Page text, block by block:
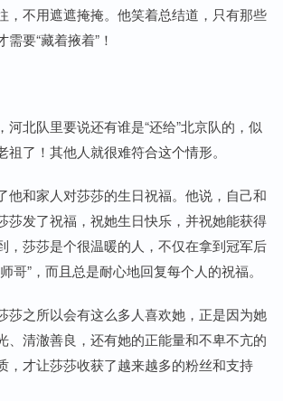
，不用遮遮掩掩。他笑着总结道，只有那些
要“藏着掖着”！
河北队里要说还有谁是“还给”北京队的，似
了！其他人就很难符合这个情形。
他和家人对莎莎的生日祝福。他说，自己和
莎发了祝福，祝她生日快乐，并祝她能获得
，莎莎是个很温暖的人，不仅在拿到冠军后
哥”，而且总是耐心地回复每个人的祝福。
莎之所以会有这么多人喜欢她，正是因为她
、清澈善良，还有她的正能量和不卑不亢的
，才让莎莎收获了越来越多的粉丝和支持